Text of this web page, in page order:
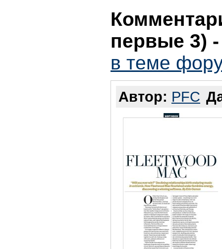
первые 3)
в теме
Автор: PFC